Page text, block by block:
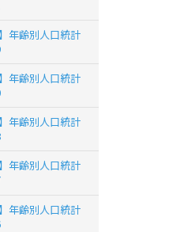
年齢別人口統計
年齢別人口統計
年齢別人口統計
年齢別人口統計
年齢別人口統計